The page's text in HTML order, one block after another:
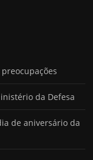
da Defesa
de aniversário da